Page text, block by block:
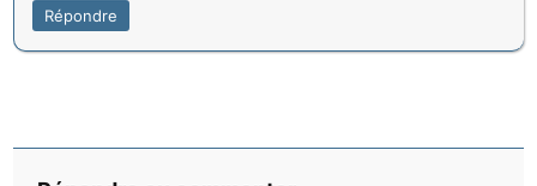
Répondre